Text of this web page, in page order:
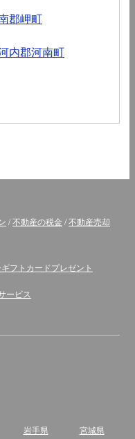
郡岬町
内郡河南町
/不動産の税金 /不動産売却
フトカードプレゼント
ービス
岩手県 宮城県